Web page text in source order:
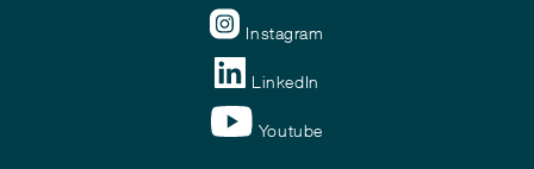
Instagram
LinkedIn
Youtube